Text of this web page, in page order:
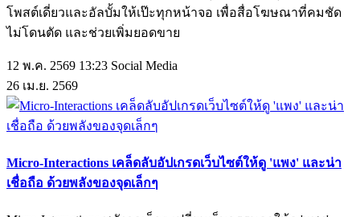
โพสต์เดี่ยวและอัลบั้มให้เป๊ะทุกหน้าจอ เพื่อสื่อโฆษณาที่คมชัด
ไม่โดนตัด และช่วยเพิ่มยอดขาย
12 พ.ค. 2569 13:23 Social Media
26 เม.ย. 2569
Micro-Interactions เคล็ดลับอัปเกรดเว็บไซต์ให้ดู 'แพง' และน่า
เชื่อถือ ด้วยพลังของจุดเล็กๆ